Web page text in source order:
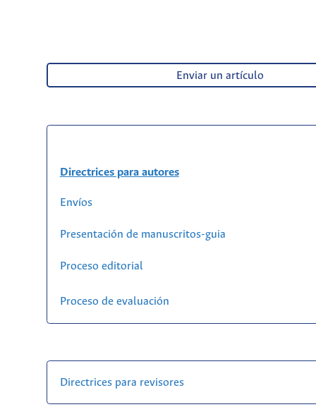
Enviar un artículo
Directrices para autores
Envíos
Presentación de manuscritos-guia
Proceso editorial
Proceso de evaluación
Directrices para revisores